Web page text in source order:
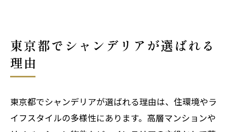
東京都でシャンデリアが選ばれる
理由
東京都でシャンデリアが選ばれる理由は、住環境やラ
イフスタイルの多様性にあります。高層マンションや